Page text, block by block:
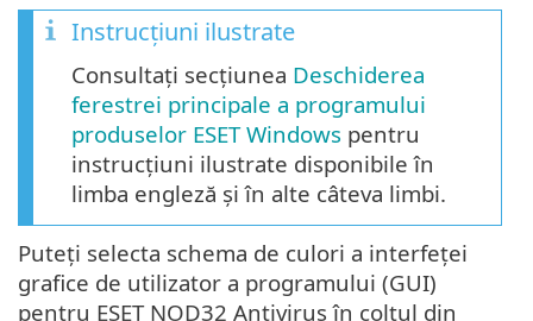
Instrucțiuni ilustrate
Consultați secțiunea Deschiderea
ferestrei principale a programului
produselor ESET Windows pentru
instrucțiuni ilustrate disponibile în
limba engleză și în alte câteva limbi.
Puteți selecta schema de culori a interfeței
grafice de utilizator a programului (GUI)
pentru ESET NOD32 Antivirus în colțul din